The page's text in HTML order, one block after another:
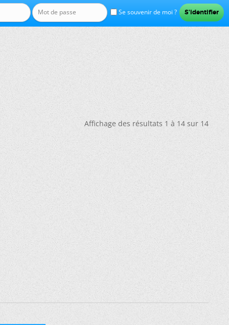
Se souvenir de moi ?
Affichage des résultats 1 à 14 sur 14